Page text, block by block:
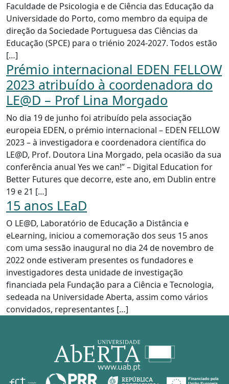
Faculdade de Psicologia e de Ciência das Educação da
Universidade do Porto, como membro da equipa de
direção da Sociedade Portuguesa das Ciências da
Educação (SPCE) para o triénio 2024-2027. Todos estão
[…]
Prémio internacional EDEN FELLOW
2023 atribuído à coordenadora do
LE@D – Prof Lina Morgado
No dia 19 de junho foi atribuído pela associação
europeia EDEN, o prémio internacional – EDEN FELLOW
2023 – à investigadora e coordenadora científica do
LE@D, Prof. Doutora Lina Morgado, pela ocasião da sua
conferência anual Yes we can!” – Digital Education for
Better Futures que decorre, este ano, em Dublin entre
19 e 21 […]
15 anos LEaD
O LE@D, Laboratório de Educação a Distância e
eLearning, iniciou a comemoração dos seus 15 anos
com uma sessão inaugural no dia 24 de novembro de
2022 onde estiveram presentes os fundadores e
investigadores desta unidade de investigação
financiada pela Fundação para a Ciência e Tecnologia,
sedeada na Universidade Aberta, assim como vários
convidados, representantes […]